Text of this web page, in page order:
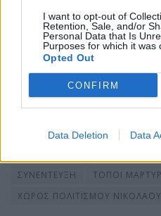
I want to opt-out of
Retention, Sale, and/or
Personal Data that Is
Purposes for which it was
Opted Out
CONFIRM
Data Deletion Data
ΣΥΝΕΝΤΕΥΞΗ
ΤΟΠΟΙ
ΧΩΡΟΣ ΠΟΛΙΤΙΣΜΟΥ